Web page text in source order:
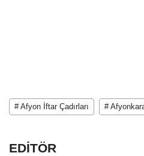
# Afyon İftar Çadırları #
EDİTÖR